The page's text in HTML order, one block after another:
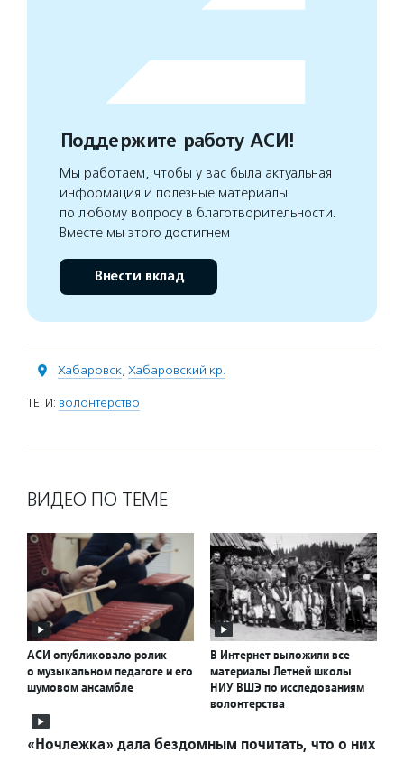
Поддержите работу АСИ!
Мы работаем, чтобы у вас была актуальная
информация и полезные материалы
по любому вопросу в благотворительности.
Вместе мы этого достигнем
Внести вклад
Хабаровск, Хабаровский кр.
ТЕГИ: волонтерство
ВИДЕО ПО ТЕМЕ
АСИ опубликовало ролик
о музыкальном педагоге и его
шумовом ансамбле
В Интернет выложили все
материалы Летней школы
НИУ ВШЭ по исследованиям
волонтерства
«Ночлежка» дала бездомным почитать, что о них